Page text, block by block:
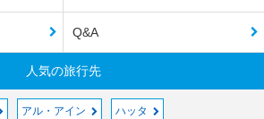
Q&A
人気の旅行先
アル・アイン ハッタ